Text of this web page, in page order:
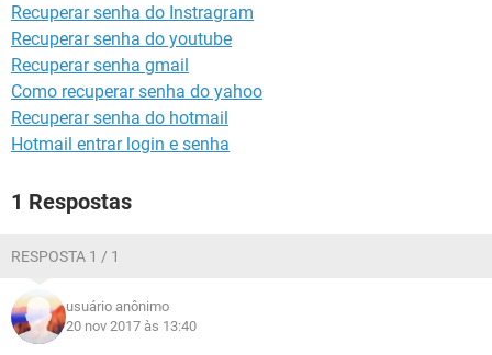
Recuperar senha do Instragram
Recuperar senha do youtube
Recuperar senha gmail
Como recuperar senha do yahoo
Recuperar senha do hotmail
Hotmail entrar login e senha
1 Respostas
RESPOSTA 1 / 1
usuário anônimo
20 nov 2017 às 13:40